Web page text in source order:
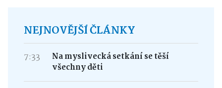
NEJNOVĚJŠÍ ČLÁNKY
7:33
Na myslivecká setkání se těší
všechny děti